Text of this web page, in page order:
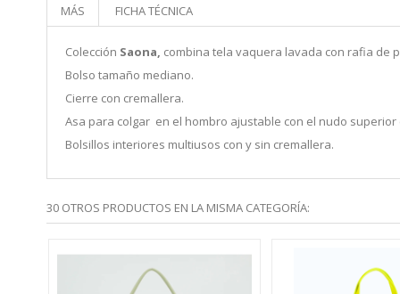
MÁS FICHA TÉCNICA
Colección Saona, combina tela vaquera lavada con rafia de
Bolso tamaño mediano.
Cierre con cremallera.
Asa para colgar en el hombro ajustable con el nudo superior
Bolsillos interiores multiusos con y sin cremallera.
30 OTROS PRODUCTOS EN LA MISMA CATEGORÍA: